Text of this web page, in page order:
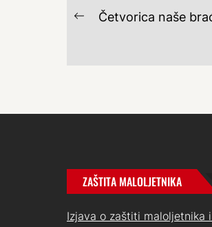
NAVIGACIJA
Previous
Četvorica naše
ZAŠTITA MALOLJETNIKA
Izjava o zaštiti maloljetnika